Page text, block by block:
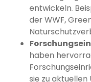
entwickeln.
der WWF,
haben
sie zu